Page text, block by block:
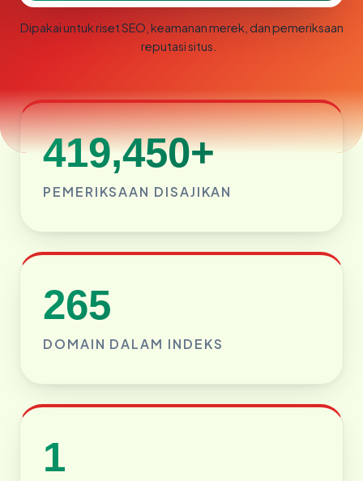
Dipakai untuk riset SEO, keamanan merek, dan pemeriksaan
reputasi situs.
419,450+
PEMERIKSAAN DISAJIKAN
265
DOMAIN DALAM INDEKS
1